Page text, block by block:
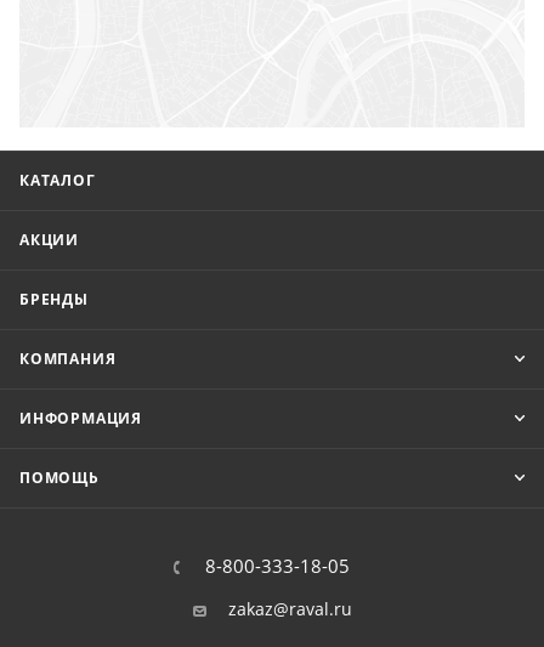
КАТАЛОГ
АКЦИИ
БРЕНДЫ
КОМПАНИЯ
ИНФОРМАЦИЯ
ПОМОЩЬ
8-800-333-18-05
zakaz@raval.ru